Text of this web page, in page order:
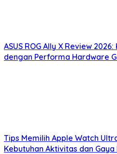
ASUS ROG Ally X Review
dengan Performa Hardware
Tips Memilih Apple Watch
Kebutuhan Aktivitas dan